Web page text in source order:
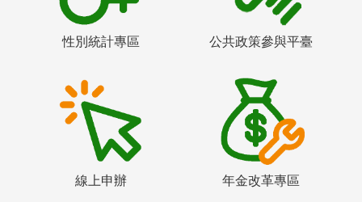
性別統計專區 公共政策參與平臺
線上申辦 年金改革專區